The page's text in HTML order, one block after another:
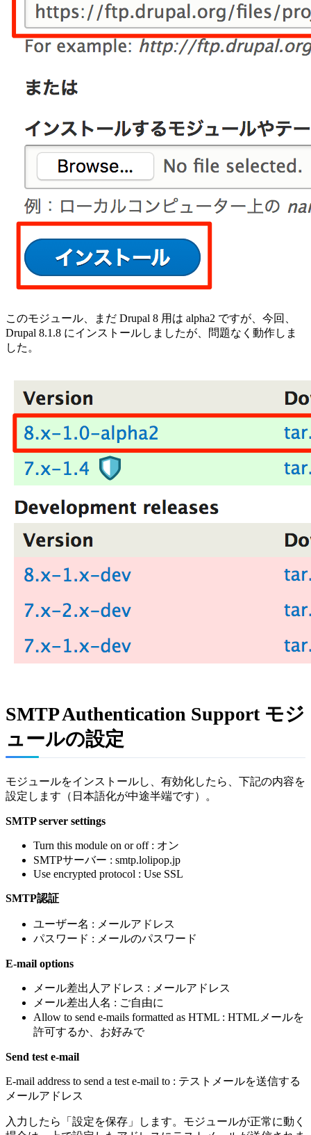
このモジュール、まだ Drupal 8 用は alpha2 ですが、今回、
Drupal 8.1.8 にインストールしましたが、問題なく動作しま
した。
SMTP Authentication Support モジ
ュールの設定
モジュールをインストールし、有効化したら、下記の内容を
設定します（日本語化が中途半端です）。
SMTP server settings
Turn this module on or off : オン
SMTPサーバー : smtp.lolipop.jp
Use encrypted protocol : Use SSL
SMTP認証
ユーザー名 : メールアドレス
パスワード : メールのパスワード
E-mail options
メール差出人アドレス : メールアドレス
メール差出人名 : ご自由に
Allow to send e-mails formatted as HTML : HTMLメールを
許可するか、お好みで
Send test e-mail
E-mail address to send a test e-mail to : テストメールを送信する
メールアドレス
入力したら「設定を保存」します。モジュールが正常に動く